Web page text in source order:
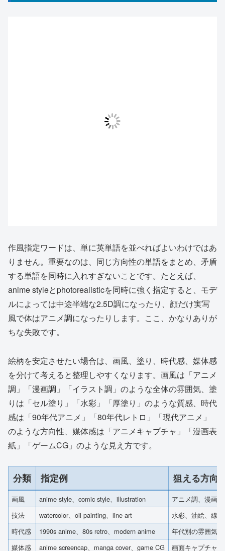
作風指定ワードは、単に英単語を並べればよいわけではあ
りません。重要なのは、同じ方向性の単語をまとめ、矛盾
する単語を同時に入れすぎないことです。たとえば、
anime styleとphotorealisticを同時に強く指定すると、モデ
ルによっては中途半端な2.5D調になったり、顔だけ実写
風で体はアニメ調になったりします。ここ、かなりありが
ちな失敗です。
絵柄を安定させたい場合は、画風、塗り、時代感、媒体感
を分けて考えると整理しやすくなります。画風は「アニメ
調」「漫画調」「イラスト調」のような全体の雰囲気、塗
りは「セル塗り」「水彩」「厚塗り」のような質感、時代
感は「90年代アニメ」「80年代レトロ」「現代アニメ」
のような方向性、媒体感は「アニメキャプチャ」「漫画表
紙」「ゲームCG」のような見え方です。
分類 指定例 狙える方向
画風 anime style、comic style、illustration
アニメ調、漫画
技法
watercolor、oil painting、line art
水彩、油絵、線画
時代感
1990s anime、80s retro、modern anime
年代別の雰囲気
媒体感
anime screencap、manga cover、game CG 画面キャプチャ